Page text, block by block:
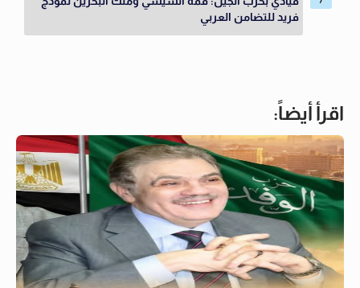
فريد للتضامن العربي
اقرأ أيضاً: